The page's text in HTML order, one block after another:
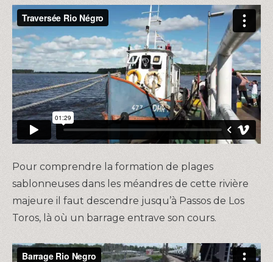
Pour comprendre la formation de plages
sablonneuses dans les méandres de cette rivière
majeure il faut descendre jusqu’à Passos de Los
Toros, là où un barrage entrave son cours.